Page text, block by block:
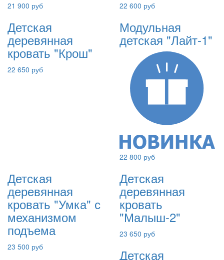
21 900 руб 22 600 руб
Детская
деревянная
кровать "Крош"
22 650 руб
Модульная
детская "Лайт-1"
22 800 руб
Детская
деревянная
кровать "Умка" с
механизмом
подъема
23 500 руб
Детская
деревянная
кровать
"Малыш-2"
23 650 руб
Детская